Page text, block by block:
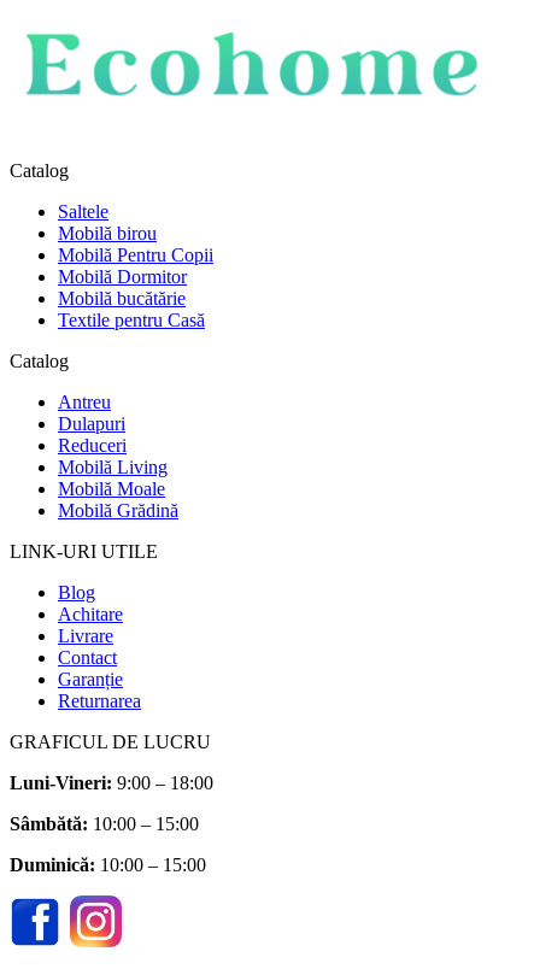
Catalog
Saltele
Mobilă birou
Mobilă Pentru Copii
Mobilă Dormitor
Mobilă bucătărie
Textile pentru Casă
Catalog
Antreu
Dulapuri
Reduceri
Mobilă Living
Mobilă Moale
Mobilă Grădină
LINK-URI UTILE
Blog
Achitare
Livrare
Contact
Garanție
Returnarea
GRAFICUL DE LUCRU
Luni-Vineri: 9:00 – 18:00
Sâmbătă: 10:00 – 15:00
Duminică: 10:00 – 15:00